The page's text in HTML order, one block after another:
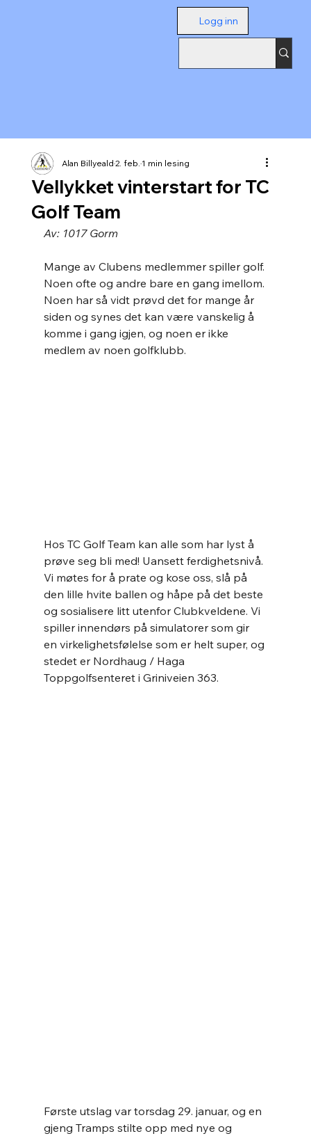
Logg inn
Vellykket vinterstart for TC
Golf Team
Alan Billyeald2. feb.1 min lesing
Av: 1017 Gorm
Mange av Clubens medlemmer spiller golf.
Noen ofte og andre bare en gang imellom.
Noen har så vidt prøvd det for mange år
siden og synes det kan være vanskelig å
komme i gang igjen, og noen er ikke
medlem av noen golfklubb.
Hos TC Golf Team kan alle som har lyst å
prøve seg bli med! Uansett ferdighetsnivå.
Vi møtes for å prate og kose oss, slå på
den lille hvite ballen og håpe på det beste
og sosialisere litt utenfor Clubkveldene. Vi
spiller innendørs på simulatorer som gir
en virkelighetsfølelse som er helt super, og
stedet er Nordhaug / Haga
Toppgolfsenteret i Griniveien 363.
Første utslag var torsdag 29. januar, og en
gjeng Tramps stilte opp med nye og